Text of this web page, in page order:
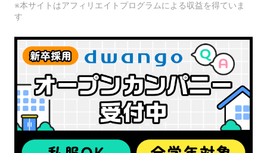
※本サイトはアフィリエイトプログラムによる収益を得ていま
す